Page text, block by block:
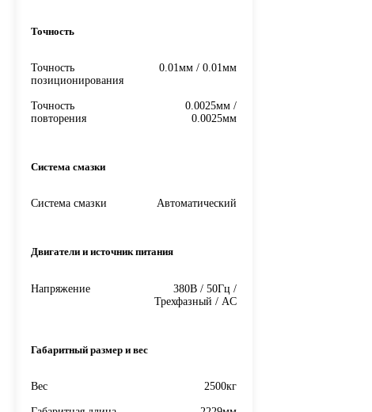
Точность
Точность
позиционирования
0.01мм / 0.01мм
Точность
повторения
0.0025мм /
0.0025мм
Система смазки
Система смазки Автоматический
Двигатели и источник питания
Напряжение
380В / 50Гц /
Трехфазный / AC
Габаритный размер и вес
Вес 2500кг